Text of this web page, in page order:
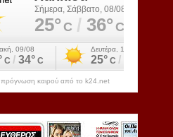
πρόγνωση καιρού από το k24.net